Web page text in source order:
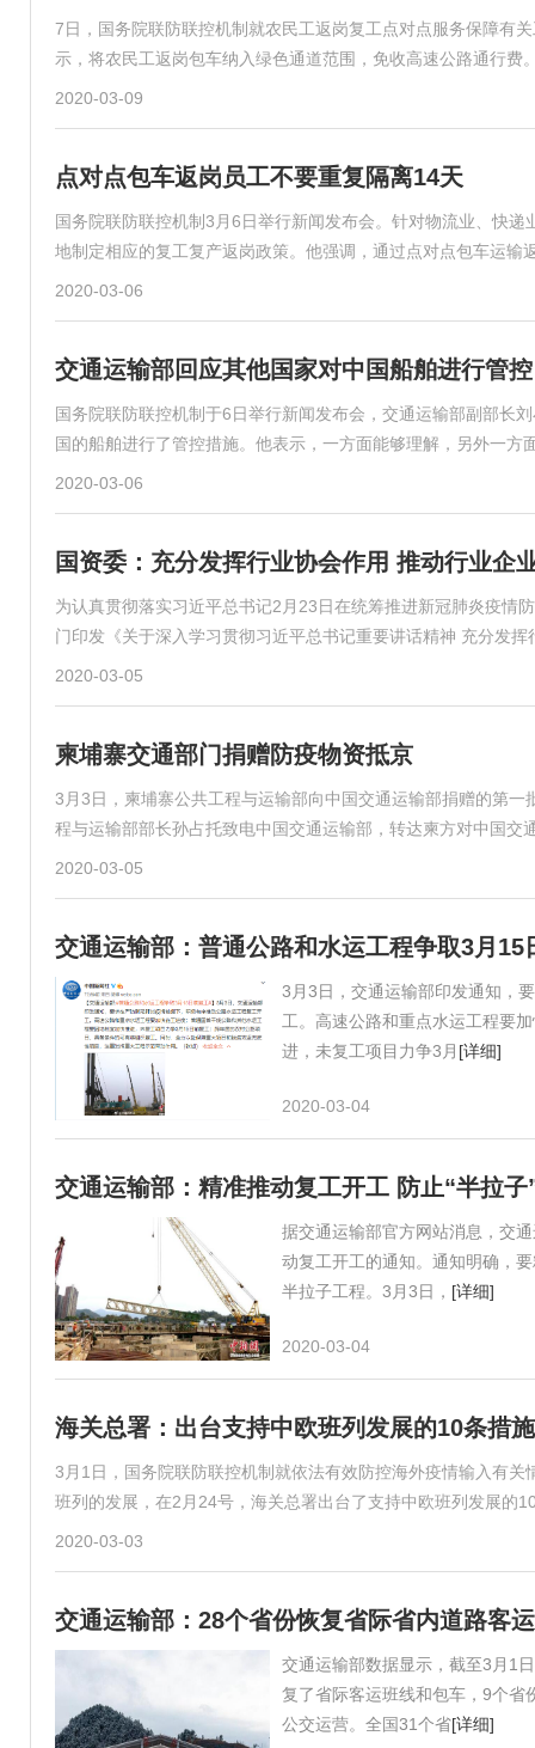
7日，国务院联防联控机制就农民工返岗复工点对点服务保障有
示，将农民工返岗包车纳入绿色通道范围，免收高速公路通行费
2020-03-09
点对点包车返岗员工不要重复隔离14天
国务院联防联控机制3月6日举行新闻发布会。针对物流业、快
地制定相应的复工复产返岗政策。他强调，通过点对点包车运输
2020-03-06
交通运输部回应其他国家对中国船舶进行管控
国务院联防联控机制于6日举行新闻发布会，交通运输部副部长
国的船舶进行了管控措施。他表示，一方面能够理解，另外一方
2020-03-06
国资委：充分发挥行业协会作用 推动行业企
为认真贯彻落实习近平总书记2月23日在统筹推进新冠肺炎疫情
门印发《关于深入学习贯彻习近平总书记重要讲话精神 充分发
2020-03-05
柬埔寨交通部门捐赠防疫物资抵京
3月3日，柬埔寨公共工程与运输部向中国交通运输部捐赠的第
程与运输部部长孙占托致电中国交通运输部，转达柬方对中国交
2020-03-05
交通运输部：普通公路和水运工程争取3月15
3月3日，交通运输部印发通知，
工。高速公路和重点水运工程要
进，未复工项目力争3月 [详细]
2020-03-04
交通运输部：精准推动复工开工 防止“半拉子
据交通运输部官方网站消息，交
动复工开工的通知。通知明确，
半拉子工程。3月3日， [详细]
2020-03-04
海关总署：出台支持中欧班列发展的10条措
3月1日，国务院联防联控机制就依法有效防控海外疫情输入有
班列的发展，在2月24号，海关总署出台了支持中欧班列发展的
2020-03-03
交通运输部：28个省份恢复省际省内道路客运
交通运输部数据显示，截至3月1
复了省际客运班线和包车，9个省
公交运营。全国31个省[详细]